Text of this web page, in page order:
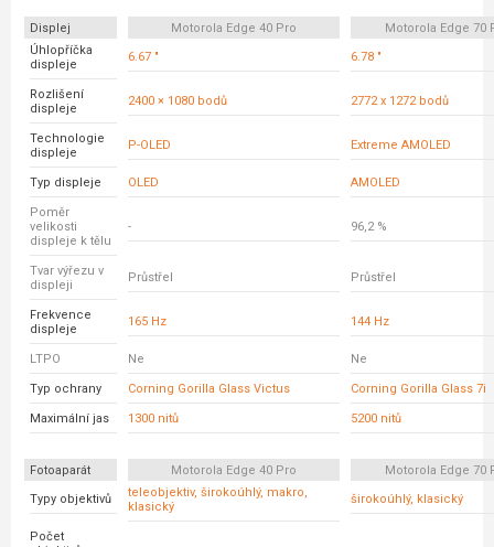
Displej Motorola Edge 40 Pro
Motorola Edge 70
Úhlopříčka
displeje
6.67 " 6.78 "
Rozlišení
displeje
2400 × 1080 bodů 2772 x 1272 bodů
Technologie
displeje
P-OLED Extreme AMOLED
Typ displeje OLED AMOLED
Poměr
velikosti
displeje k tělu
- 96,2 %
Tvar výřezu v
displeji
Průstřel Průstřel
Frekvence
displeje
165 Hz 144 Hz
LTPO Ne Ne
Typ ochrany Corning Gorilla Glass Victus Corning Gorilla Glass 7i
Maximální jas 1300 nitů 5200 nitů
Fotoaparát Motorola Edge 40 Pro
Motorola Edge 70
Typy objektivů
teleobjektiv, širokoúhlý, makro,
klasický
širokoúhlý, klasický
Počet